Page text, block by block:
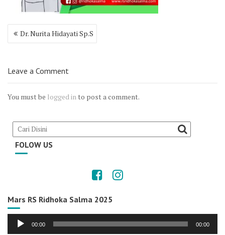
Post
navigation
Dr. Nurita Hidayati Sp.S
Leave a Comment
You must be logged in to post a comment.
FOLOW US
Mars RS Ridhoka Salma 2025
Audio
00:00 00:00